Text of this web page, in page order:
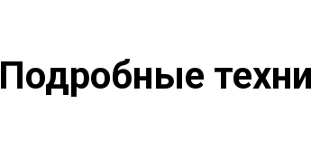
Подробные